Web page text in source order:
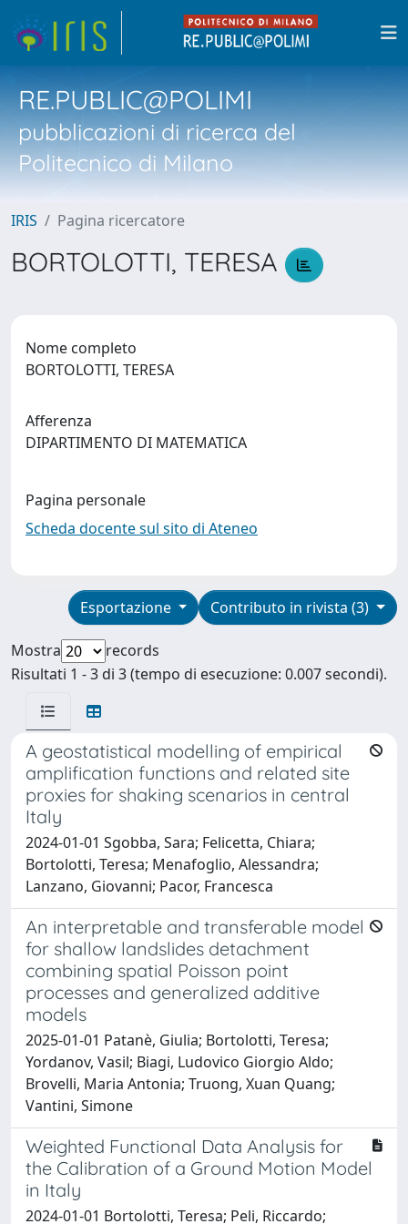
RE.PUBLIC@POLIMI
pubblicazioni di ricerca del
Politecnico di Milano
IRIS Pagina ricercatore
BORTOLOTTI, TERESA
Nome completo
BORTOLOTTI, TERESA
Afferenza
DIPARTIMENTO DI MATEMATICA
Pagina personale
Scheda docente sul sito di Ateneo
Contributo in rivista (3)
Esportazione
Mostra
records
Risultati 1 - 3 di 3 (tempo di esecuzione: 0.007 secondi).
A geostatistical modelling of empirical
amplification functions and related site
proxies for shaking scenarios in central
Italy
2024-01-01 Sgobba, Sara; Felicetta, Chiara;
Bortolotti, Teresa; Menafoglio, Alessandra;
Lanzano, Giovanni; Pacor, Francesca
An interpretable and transferable model
for shallow landslides detachment
combining spatial Poisson point
processes and generalized additive
models
2025-01-01 Patanè, Giulia; Bortolotti, Teresa;
Yordanov, Vasil; Biagi, Ludovico Giorgio Aldo;
Brovelli, Maria Antonia; Truong, Xuan Quang;
Vantini, Simone
Weighted Functional Data Analysis for
the Calibration of a Ground Motion Model
in Italy
2024-01-01 Bortolotti, Teresa; Peli, Riccardo;